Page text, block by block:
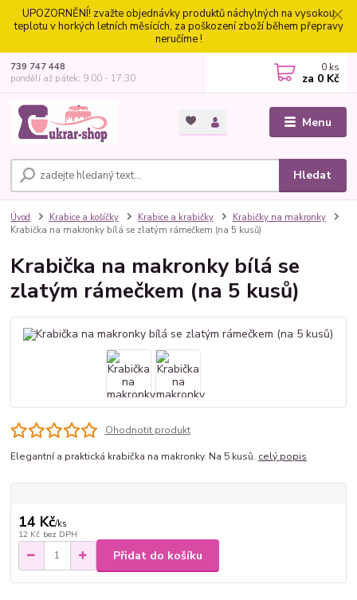
UPOZORNĚNÍ! zvažte objednávky produktů náchylných na vysokou
teplotu v horkých letních měsících, za poškození zboží během přepravy
neručíme !
Menu
Hledat
739 747 448
pondělí až pátek: 9:00 - 17:30
0 ks
za 0 Kč
Úvod Krabice a košíčky Krabice a krabičky
Krabičky na makronky
Krabička na makronky bílá se zlatým rámečkem (na 5 kusů)
Krabička na makronky bílá se
zlatým rámečkem (na 5 kusů)
Ohodnotit produkt
Elegantní a praktická krabička na makronky. Na 5 kusů. celý popis
14 Kč/ks
12 Kč bez DPH
Přidat do košíku